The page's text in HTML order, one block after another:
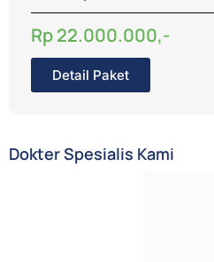
Rp 22.000.000,-
Detail Paket
Dokter Spesialis Kami